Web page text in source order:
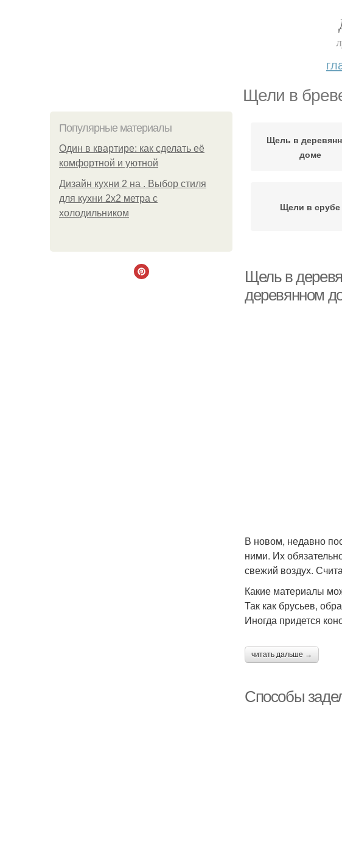
Щели в
Популярные материалы
Один в квартире: как сделать её
комфортной и уютной
Дизайн кухни 2 на . Выбор стиля
для кухни 2х2 метра с
холодильником
Щель в
доме
Щели в срубе
Щель в
деревянном
В новом, недавно
ними. Их
свежий воздух.
Какие материалы
Так как брусьев,
Иногда придется
читать дальше →
Способы